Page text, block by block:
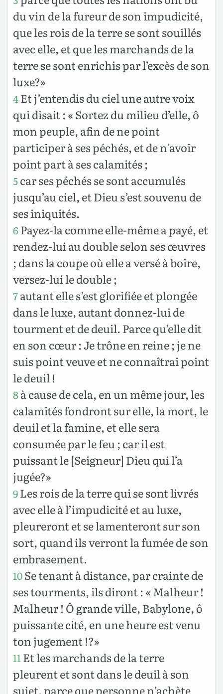
du vin de la fureur de son impudicité,
que les rois de la terre se sont souillés
avec elle, et que les marchands de la
terre se sont enrichis par l’excès de son
luxe?»
4Et j’entendis du ciel une autre voix
qui disait : « Sortez du milieu d’elle, ô
mon peuple, afin de ne point
participer à ses péchés, et de n’avoir
point part à ses calamités ;
5car ses péchés se sont accumulés
jusqu’au ciel, et Dieu s’est souvenu de
ses iniquités.
6 Payez-la comme elle-même a payé, et
rendez-lui au double selon ses œuvres
; dans la coupe où elle a versé à boire,
versez-lui le double ;
7autant elle s’est glorifiée et plongée
dans le luxe, autant donnez-lui de
tourment et de deuil. Parce qu’elle dit
en son cœur : Je trône en reine ; je ne
suis point veuve et ne connaîtrai point
le deuil !
8à cause de cela, en un même jour, les
calamités fondront sur elle, la mort, le
deuil et la famine, et elle sera
consumée par le feu ; car il est
puissant le [Seigneur] Dieu qui l’a
jugée?»
9Les rois de la terre qui se sont livrés
avec elle à l’impudicité et au luxe,
pleureront et se lamenteront sur son
sort, quand ils verront la fumée de son
embrasement.
10Se tenant à distance, par crainte de
ses tourments, ils diront : « Malheur !
Malheur ! Ô grande ville, Babylone, ô
puissante cité, en une heure est venu
ton jugement !?»
11 Et les marchands de la terre
pleurent et sont dans le deuil à son
sujet, parce que personne n’achète